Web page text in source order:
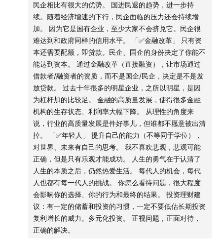
「✅土地财政」
上海在全国省级区划里，对土地依存度最低。经济比较多
元，相对健康发展的方向。
低县级城市：如果土地收入是最重要的财政收入，越卖不出
地 → 经济越不增长 → 越要靠卖地，恶性循环。
房地产泡沫问题、债务（地方债务）问题，是一个硬币的两
面。
没有一个全国性的房地产市场，因城施策。
短期注重平衡供需关系，中长期让租房（同权）成为房地产
市场的重要消费方式。
「✅买房」
1）你买的第一套房，永远都不是投资
第一套房，满足生活需要，让你能更好的拓展自己的事业，
能有更好的收入增长，适应现在的生活方式，帮助自己在生
活/职业上能够进一步的成长。
2）你有几套房？
如果有一套，不用太纠结或过于思考；
如果有多套，你的房子在哪里？一二线城市，可以考虑考
虑，低县级城市，尽早变现。
民企相比有很大的优势。 国进民退的趋势，进一步持
续。随着经济增速的下行，民企面临的压力还会持续增
加。 因为它是国有企业，至少大家不会挤兑它。民企很
难达到和政府同样的信用水平。 「✅金融改革」 只有资
本还需要配额，即贷款。民企、国企的身份决定了你能不
能达到资本。 通过金融改革（直接融资），让市场通过
借款者/融资者的资质，而不是国企/民企，决定是不是发
放贷款。 过去十年很多的明星企业，之所以明星，是因
为杠杆加的比较足。 金融的高质量发展，使得很多金融
机构的生存状态、利润率大幅下降。 从理性的角度来
说，行业的高质量发展是件好事儿，但谁都不愿意被出清
掉。 「✅年轻人」 提升自己的能力（不等同于学位），
对世界、未来有自己的思考。 我不喜欢悲观，悲观可能
正确，但是只有乐观才能成功。 人生的勇气在于认清了
人生的本质之后，仍然热爱生活。 每代人的机会，每代
人也都有每一代人的挑战。 你怎么看待问题，很大程度
会影响你的选择、你的行为和最终的结果。 投资理财建
议：有一定的储蓄和投资的习惯，一定不要低估长期投资
复利增长的威力。多元化投资。 正视问题，正面对待，
正确的解决。